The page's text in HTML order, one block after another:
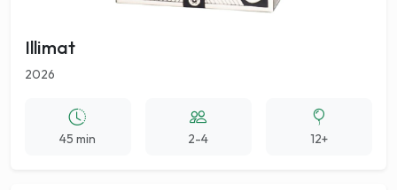
Illimat
2026
45 min 2-4 12+